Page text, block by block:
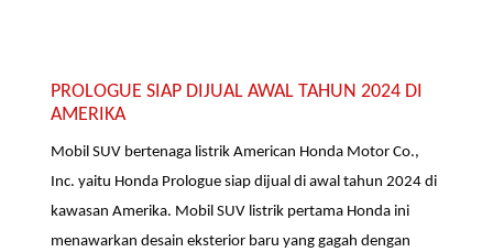
PROLOGUE SIAP DIJUAL AWAL TAHUN 2024 DI
AMERIKA
Mobil SUV bertenaga listrik American Honda Motor Co.,
Inc. yaitu Honda Prologue siap dijual di awal tahun 2024 di
kawasan Amerika. Mobil SUV listrik pertama Honda ini
menawarkan desain eksterior baru yang gagah dengan